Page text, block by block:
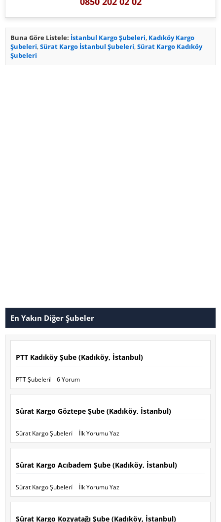
Buna Göre Listele: İstanbul Kargo Şubeleri, Kadıköy Kargo
Şubeleri,Sürat Kargo İstanbul Şubeleri,Sürat Kargo Kadıköy
Şubeleri
En Yakın Diğer Şubeler
PTT Kadıköy Şube (Kadıköy, İstanbul)
PTT Şubeleri 6 Yorum
Sürat Kargo Göztepe Şube (Kadıköy, İstanbul)
Sürat Kargo Şubeleri İlk Yorumu Yaz
Sürat Kargo Acıbadem Şube (Kadıköy, İstanbul)
Sürat Kargo Şubeleri İlk Yorumu Yaz
Sürat Kargo Kozyatağı Şube (Kadıköy, İstanbul)